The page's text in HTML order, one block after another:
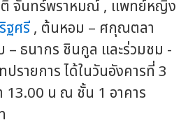
ติ จันทร์พราหมณ์ , แพทย์หญิง
ฐศรี, ต้นหอม – ศกุณตลา
– ธนากร ชินกูล และร่วมชม -
รายการ ได้ในวันอังคารที่ 3
13.00 น ณ ชั้น 1 อาคาร